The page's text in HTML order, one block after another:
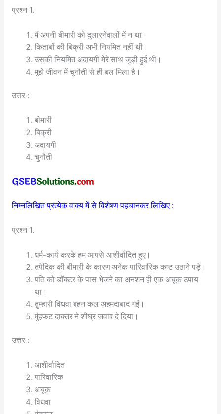
प्रश्न 1.
मैं अपनी बीमारी को दुलारनेवालों में न था।
किताबों की बिक्री अभी नियमित नहीं थी।
उसकी नियमित अदायगी मेरे साथ जुड़ी हुई थी।
मुझे जीवन में चुनौती से ही बल मिला है।
उत्तर :
बीमारी
बिक्री
अदायगी
चुनौती
निम्नलिखित प्रत्येक वाक्य में से विशेषण पहचानकर लिखिए :
प्रश्न 1.
धर्म-कार्य करके हम आपसे आशीर्वादित हुए।
तपेदिक की बीमारी के कारण अनेक पारिवारिक कष्ट उठाने पड़े।
पति को डॉक्टर के पास भेजने का अनशन ही एक अचूक उपाय
था।
तुम्हारी विधवा बहन कल अहमदाबाद गई।
मुंहफट दाक्तर ने शीघ्र जवाब दे दिया।
उत्तर :
आशीर्वादित
पारिवारिक
अचूक
विधवा